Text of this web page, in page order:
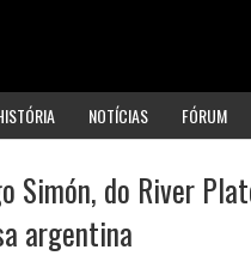
NOTÍCIAS FÓRUM
Simón, do River
argentina